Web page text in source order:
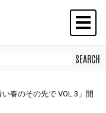
い春のその先で VOL.3」開